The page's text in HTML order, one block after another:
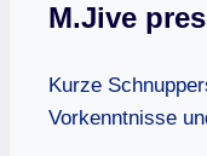
M.Jive
Kurze
Vorkenntnisse